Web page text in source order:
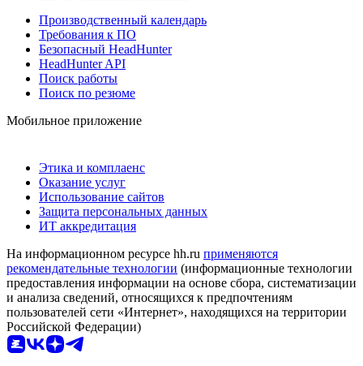
Производственный календарь
Требования к ПО
Безопасный HeadHunter
HeadHunter API
Поиск работы
Поиск по резюме
Мобильное приложение
Этика и комплаенс
Оказание услуг
Использование сайтов
Защита персональных данных
ИТ аккредитация
На информационном ресурсе hh.ru применяются
рекомендательные технологии (информационные технологии
предоставления информации на основе сбора, систематизации
и анализа сведений, относящихся к предпочтениям
пользователей сети «Интернет», находящихся на территории
Российской Федерации)